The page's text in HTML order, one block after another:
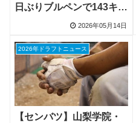
日ぶりブルペンで143キ
ロ、骨折から驚異の回復
ト驚愕
2026年05月14日
2026年ドラフトニュース
【センバツ】山梨学院・